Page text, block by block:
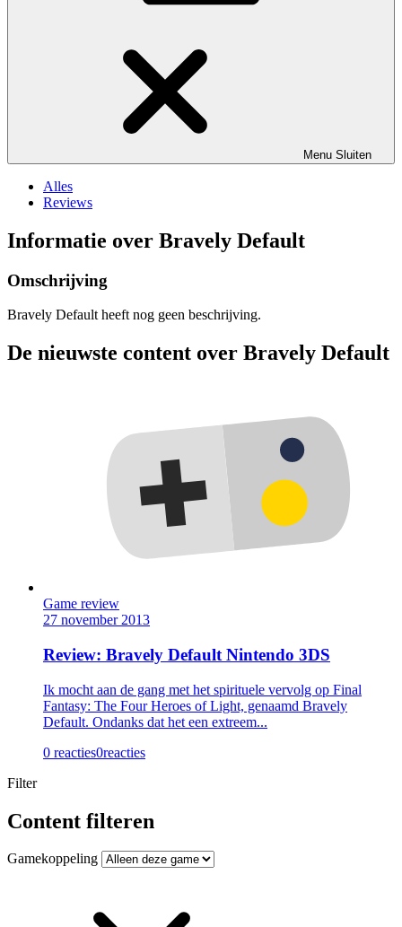
Menu Sluiten
Alles
Reviews
Informatie over Bravely Default
Omschrijving
Bravely Default heeft nog geen beschrijving.
De nieuwste content over Bravely Default
Game review
27 november 2013
Review: Bravely Default Nintendo 3DS
Ik mocht aan de gang met het spirituele vervolg op Final
Fantasy: The Four Heroes of Light, genaamd Bravely
Default. Ondanks dat het een extreem...
0 reacties0reacties
Filter
Content filteren
Gamekoppeling